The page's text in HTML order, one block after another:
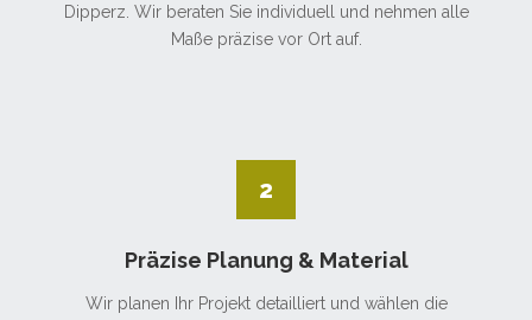
Dipperz. Wir beraten Sie individuell und nehmen alle
Maße präzise vor Ort auf.
2
Präzise Planung & Material
Wir planen Ihr Projekt detailliert und wählen die